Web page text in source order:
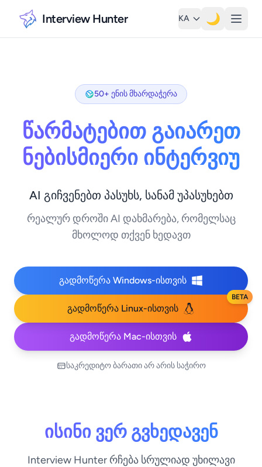
Interview Hunter KA 🌙
50+ ენის მხარდაჭერა
წარმატებით გაიარეთ
ნებისმიერი ინტერვიუ
AI გიჩვენებთ პასუხს, სანამ უპასუხებთ
რეალურ დროში AI დახმარება, რომელსაც
მხოლოდ თქვენ ხედავთ
გადმოწერა Windows-ისთვის
გადმოწერა Linux-ისთვის
BETA
გადმოწერა Mac-ისთვის
საკრედიტო ბარათი არ არის საჭირო
ისინი ვერ გვხედავენ
Interview Hunter რჩება სრულიად უხილავი